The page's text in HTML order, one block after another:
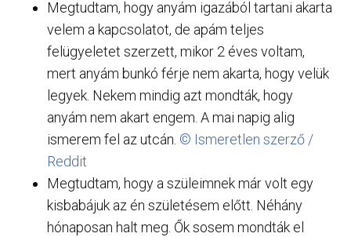
Megtudtam, hogy anyám igazából tartani akarta
velem a kapcsolatot, de apám teljes
felügyeletet szerzett, mikor 2 éves voltam,
mert anyám bunkó férje nem akarta, hogy velük
legyek. Nekem mindig azt mondták, hogy
anyám nem akart engem. A mai napig alig
ismerem fel az utcán. © Ismeretlen szerző /
Reddit
Megtudtam, hogy a szüleimnek már volt egy
kisbabájuk az én születésem előtt. Néhány
hónaposan halt meg. Ők sosem mondták el